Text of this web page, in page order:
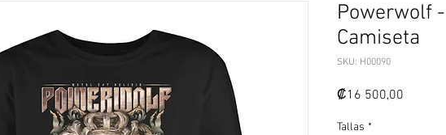
Powerwolf
Camiseta
SKU: H00090
₡16 500,00
Tallas *